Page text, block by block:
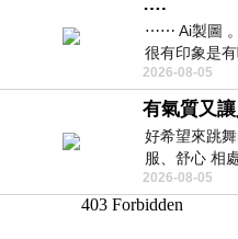
⋯⋯ Ai製圖
很有印象是
桑椹汁。 現
2026-08-05
有氣質又
好希望來跳
服、舒心 相
哪個位子 妳
2026-08-05